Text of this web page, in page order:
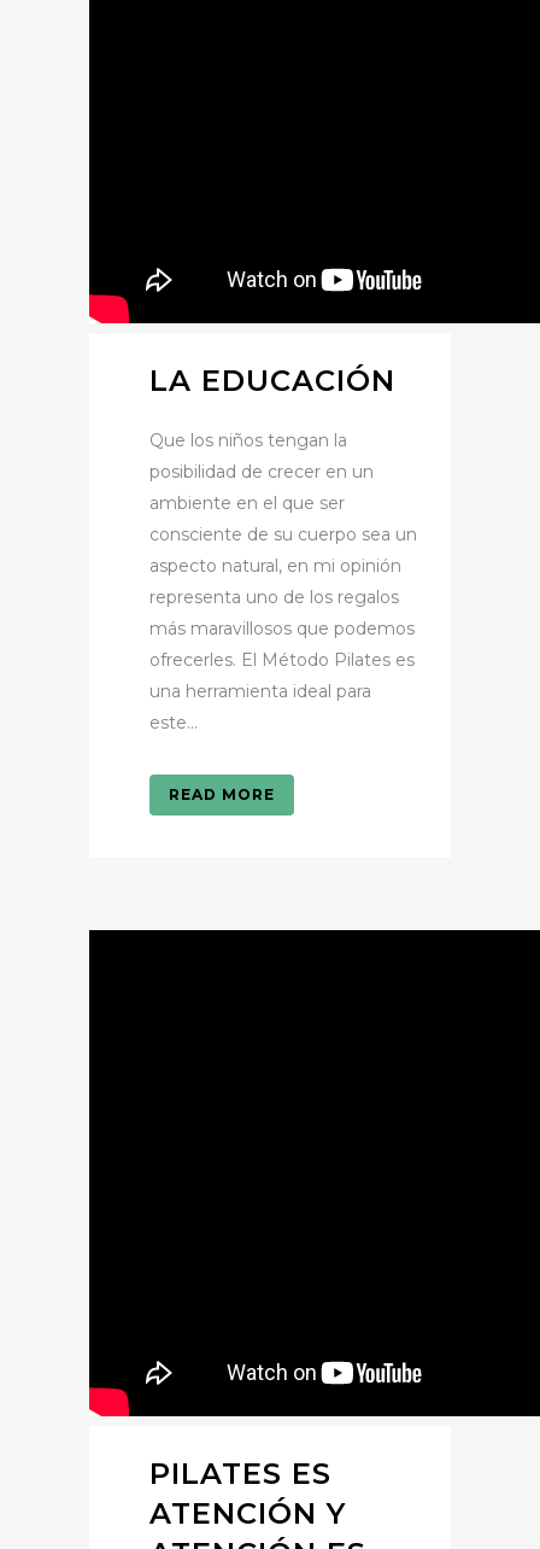
LA EDUCACIÓN
Que los niños tengan la
posibilidad de crecer en un
ambiente en el que ser
consciente de su cuerpo sea un
aspecto natural, en mi opinión
representa uno de los regalos
más maravillosos que podemos
ofrecerles. El Método Pilates es
una herramienta ideal para
este...
READ MORE
PILATES ES
ATENCIÓN Y